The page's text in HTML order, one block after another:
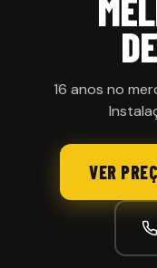
DE
16 anos no
VER